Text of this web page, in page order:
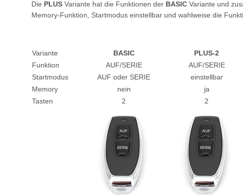
Die PLUS Variante hat die Funktionen der BASIC Variante und
Memory-Funktion, Startmodus einstellbar und wahlweise die
Variante BASIC PLUS-2
Funktion
AUF/SERIE AUF/SERIE
Startmodus
AUF oder SERIE einstellbar
Memory
nein ja
Tasten
2 2